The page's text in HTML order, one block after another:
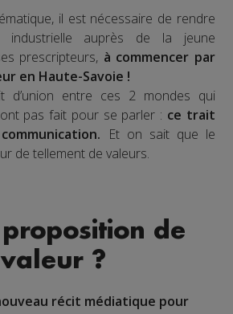
il est nécessaire de rendre
industrielle auprès de la jeune
prescripteurs, à commencer par
en Haute-Savoie !
d’union entre ces 2 mondes qui
pas fait pour se parler : ce trait
Et on sait que le
de tellement de valeurs.
de
valeur ?
récit médiatique pour